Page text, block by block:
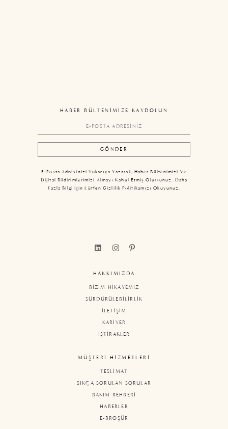
HAKKIMIZDA
BİZİM HİKAYEMİZ
SÜRDÜRÜLEBİLİRLİK
İLETİŞİM
KARİYER
İŞTİRAKLER
HABER BÜLTENİMİZE KAYDOLUN
E-Posta Adresinizi Yukarıya Yazarak, Haber Bültenimizi Ve
Dijital Bildirimlerimizi Almayı Kabul Etmiş Olursunuz. Daha
Fazla Bilgi Için Lütfen Gizlilik Politikamızı Okuyunuz.
MÜŞTERİ HİZMETLERİ
TESLİMAT
SIKÇA SORULAN SORULAR
BAKIM REHBERİ
HABERLER
E-BROŞÜR